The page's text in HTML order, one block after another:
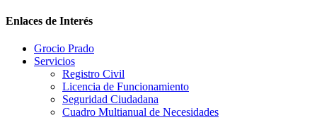
Enlaces de Interés
Grocio Prado
Servicios
Registro Civil
Licencia de Funcionamiento
Seguridad Ciudadana
Cuadro Multianual de Necesidades